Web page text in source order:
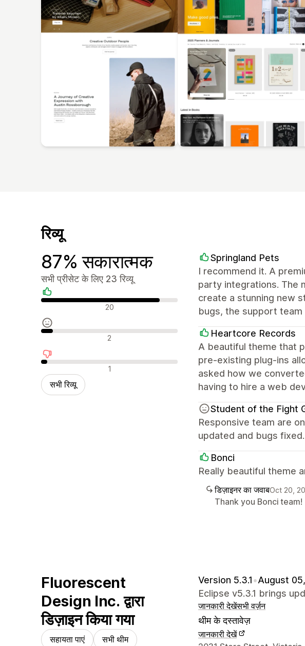
रिव्यू
87% सकारात्मक
सभी प्रीसेट के लिए 23 रिव्यू
सकारात्मक रिव्यू 20
न्यूट्रल रिव्यू 2
नकारात्मक रिव्यू 1
सभी रिव्यू
Springland Pets
I recommend it. A
party integrations. The
create a stunning new
bugs, the support
Heartcore Records
A beautiful theme that
pre-existing plug-ins
asked how we
having to hire a web
Student of the Fight
Responsive team are
updated and bugs fixed.
Bonci
Really beautiful theme
डिज़ाइनर का जवाबOct 20,
Thank you Bonci team!
Fluorescent
Design Inc. द्वारा
डिज़ाइन किया गया
सहायता पाएं सभी थीम
Version 5.3.1•August
Eclipse v5.3.1 brings
जानकारी देखेंसभी वर्ज़न
थीम के दस्तावेज़
जानकारी देखें